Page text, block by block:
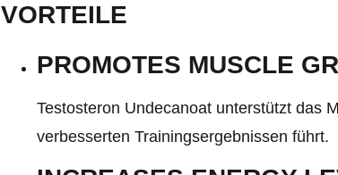
VORTEILE
PROMOTES MUSCLE
Testosteron Undecanoat unterstützt das
verbesserten Trainingsergebnissen führt.